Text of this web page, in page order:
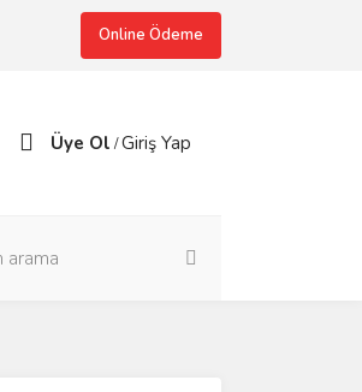
Online Ödeme
Üye Ol /Giriş Yap